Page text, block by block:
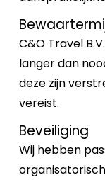
C&O Travel
langer dan
deze zijn
vereist.
Beveiliging
Wij hebben